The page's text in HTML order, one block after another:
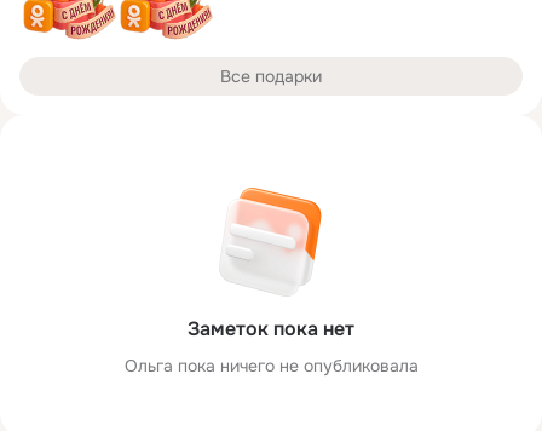
Заметок пока нет
Ольга пока ничего не опубликовала
Все подарки